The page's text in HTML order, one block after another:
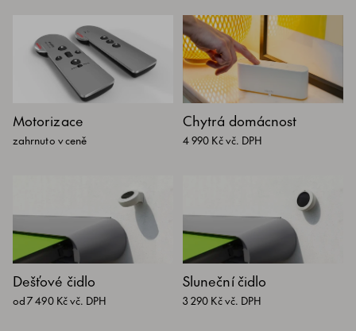
Motorizace
zahrnuto v ceně
Chytrá domácnost
4 990 Kč vč. DPH
Dešťové čidlo
od 7 490 Kč vč. DPH
Sluneční čidlo
3 290 Kč vč. DPH